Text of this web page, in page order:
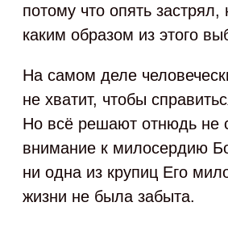
потому что опять застрял,
каким образом из этого
На самом деле
не хватит, чтобы
Но всё решают отнюдь не
внимание к милосердию
ни одна из крупиц Его
жизни не была забыта.